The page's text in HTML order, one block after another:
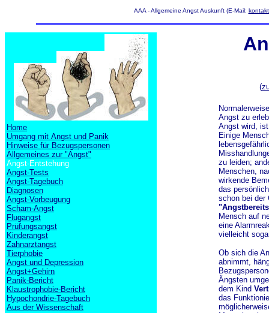
AAA - Allgemeine Angst Auskunft (E-Mail:
Home
Umgang mit Angst und Panik
Hinweise für Bezugspersonen
Allgemeines zur "Angst"
Angst-Entstehung
Angst-Tests
Angst-Tagebuch
Diagnosen
Angst-Vorbeugung
Scham-Angst
Flugangst
Prüfungsangst
Kinderangst
Zahnarztangst
Tierphobie
Angst und Depression
Angst+Gehirn
Panik-Bericht
Klaustrophobie-Bericht
Hypochondrie-Tagebuch
Aus der Wissenschaft
(
Angst zu
Angst wird,
Einige
zu leiden;
Menschen,
wirkende
das
schon bei der
Mensch auf
eine
vielleicht
Ob sich die
abnimmt,
Ängsten
dem Kind
das